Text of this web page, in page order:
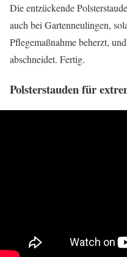
Die entzückende
auch bei Gartenneulingen,
Pflegemaßnahme beherzt,
abschneidet. Fertig.
Polsterstauden für